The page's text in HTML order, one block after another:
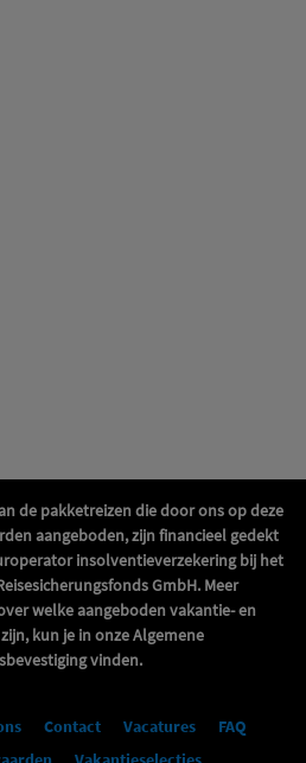
de pakketreizen die door ons op deze
aangeboden, zijn financieel gedekt
insolventieverzekering bij het
GmbH. Meer
welke aangeboden vakantie- en
kun je in onze Algemene
vinden.
Contact Vacatures
FAQ